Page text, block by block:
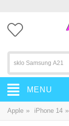
MENU
Apple » iPhone 14 »